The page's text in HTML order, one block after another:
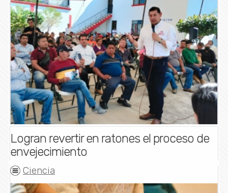
Logran revertir en ratones el proceso de
envejecimiento
Ciencia